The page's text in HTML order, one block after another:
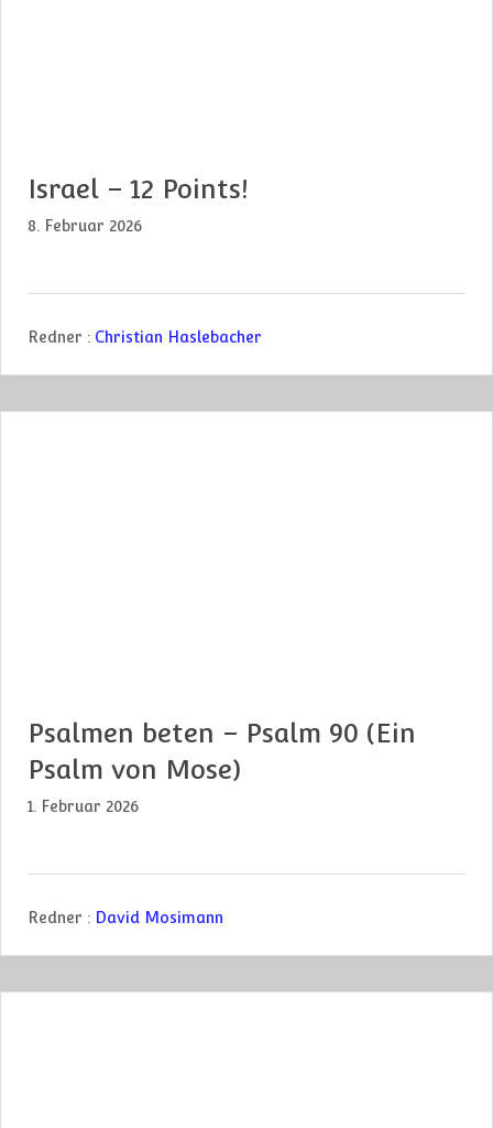
Israel – 12 Points!
8. Februar 2026
Redner : Christian Haslebacher
Psalmen beten – Psalm 90 (Ein
Psalm von Mose)
1. Februar 2026
Redner : David Mosimann